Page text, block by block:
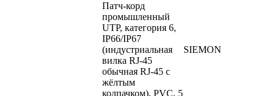
Патч-корд
промышленный
UTP, категория 6,
IP66/IP67
(индустриальная
вилка RJ-45
обычная RJ-45 c
жёлтым
колпачком), PVC, 5
SIEMON